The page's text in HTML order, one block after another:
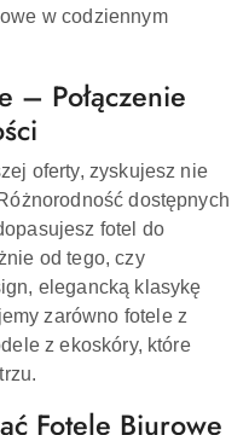
w codziennym
– Połączenie
oferty, zyskujesz nie
dostępnych
fotel do
od tego, czy
elegancką klasykę
zarówno fotele z
z ekoskóry, które
Fotele Biurowe